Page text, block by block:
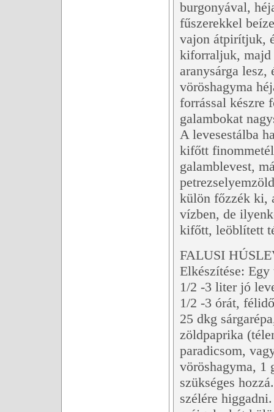
burgonyával,
fűszerekkel
vajon átpirítjuk,
kiforraljuk, majd
aranysárga lesz,
vöröshagyma
forrással készre
galambokat
A levesestálba
kifőtt
galamblevest,
külön főzzék ki,
vízben, de
kifőtt, leöblített
FALUSI
Elkészítése:
1/2 -3 liter jó
1/2 -3 órát,
25 dkg
zöldpaprika
paradicsom,
vöröshagyma, 1
szükséges
szélére